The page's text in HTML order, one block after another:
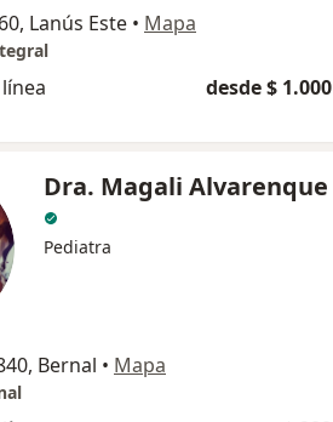
Lanús Este • Mapa
desde $ 1.000
Dra. Magali Alvarenque
Pediatra
Bernal • Mapa